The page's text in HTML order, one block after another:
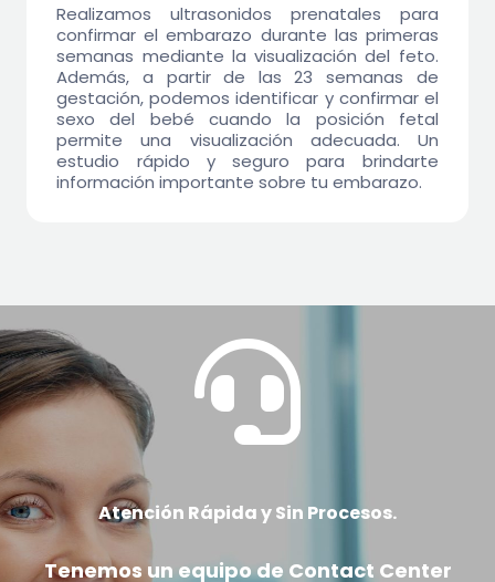
Realizamos ultrasonidos prenatales para
confirmar el embarazo durante las primeras
semanas mediante la visualización del feto.
Además, a partir de las 23 semanas de
gestación, podemos identificar y confirmar el
sexo del bebé cuando la posición fetal
permite una visualización adecuada. Un
estudio rápido y seguro para brindarte
información importante sobre tu embarazo.

Atención Rápida y Sin Procesos.
Tenemos un equipo de Contact Center